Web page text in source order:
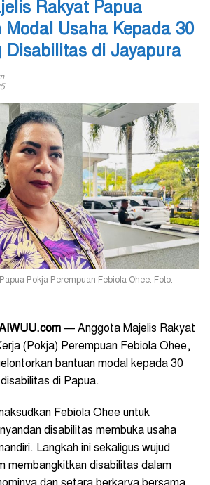
Rakyat Papua
Modal Usaha Kepada 30
Disabilitas di Jayapura
Pokja Perempuan Febiola Ohee. Foto:
— Anggota Majelis Rakyat
(Pokja) Perempuan Febiola Ohee,
bantuan modal kepada 30
di Papua.
Febiola Ohee untuk
disabilitas membuka usaha
Langkah ini sekaligus wujud
membangkitkan disabilitas dalam